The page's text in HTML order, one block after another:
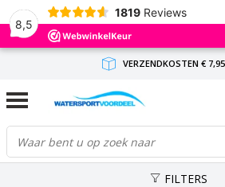
8,5
1819 Reviews
VERZENDKOSTEN €
GRATIS VERZENDING(NL)
BINNEN 1-3 WERKDAGEN
FILTERS